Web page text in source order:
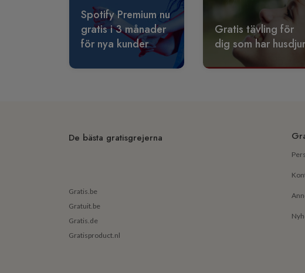
Spotify Premium nu
gratis i 3 månader
för nya kunder
Gratis tävling för
dig som har husdjur
De bästa gratisgrejerna
Gratis.be
Gratuit.be
Gratis.de
Gratisproduct.nl